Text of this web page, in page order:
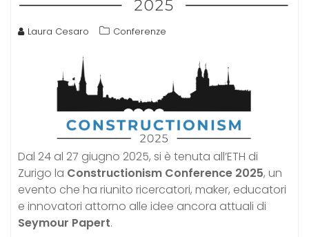
Laura Cesaro Conferenze
Dal 24 al 27 giugno 2025, si è tenuta all’ETH di
Zurigo la Constructionism Conference 2025, un
evento che ha riunito ricercatori, maker, educatori
e innovatori attorno alle idee ancora attuali di
Seymour Papert.